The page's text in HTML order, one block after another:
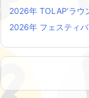
2026年 TOLAP’ラウ
2026年 フェスティ